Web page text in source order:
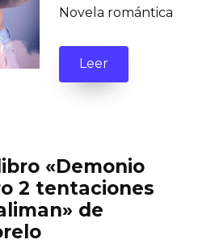
Novela romántica
Leer
«Demonio
2 tentaciones
de